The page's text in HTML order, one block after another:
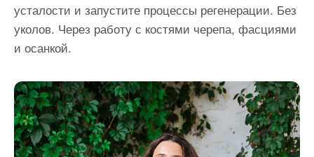
усталости и запустите процессы регенерации. Без
уколов. Через работу с костями черепа, фасциями
и осанкой.